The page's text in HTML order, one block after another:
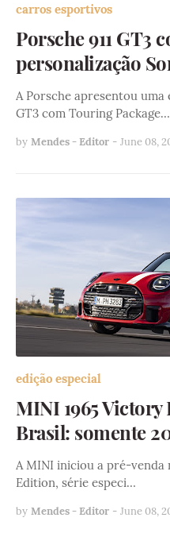
carros esportivos
Porsche 911 GT3
personalização
A Porsche apresentou uma
GT3 com Touring Package…
by Mendes - Editor - June 08,
edição especial
MINI 1965
Brasil: somente
A MINI iniciou a pré-venda
Edition, série especi…
by Mendes - Editor - June 08,